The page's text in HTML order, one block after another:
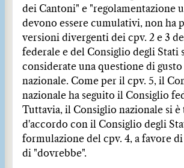
dei Cantoni" e "regolamentazione
devono essere cumulativi, non ha
versioni divergenti dei cpv. 2 e 3
federale e del Consiglio degli Stati
considerate una questione di
nazionale. Come per il cpv. 5, il
nazionale ha seguito il Consiglio
Tuttavia, il Consiglio nazionale si è
d'accordo con il Consiglio degli
formulazione del cpv. 4, a favore
di "dovrebbe".